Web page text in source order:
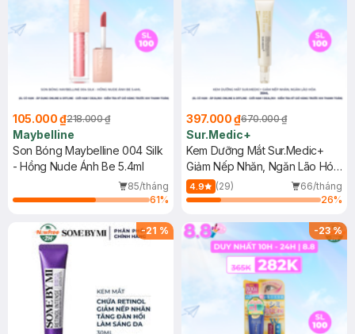
105.000 ₫218.000 ₫
Maybelline
Son Bóng Maybelline 004 Silk
- Hồng Nude Ánh Be 5.4ml
85/tháng
61%
397.000 ₫670.000 ₫
Sur.Medic+
Kem Dưỡng Mắt Sur.Medic+
Giảm Nếp Nhăn, Ngăn Lão Hóa
35ml
4.9 (29)
66/tháng
26%
-21 % -23%